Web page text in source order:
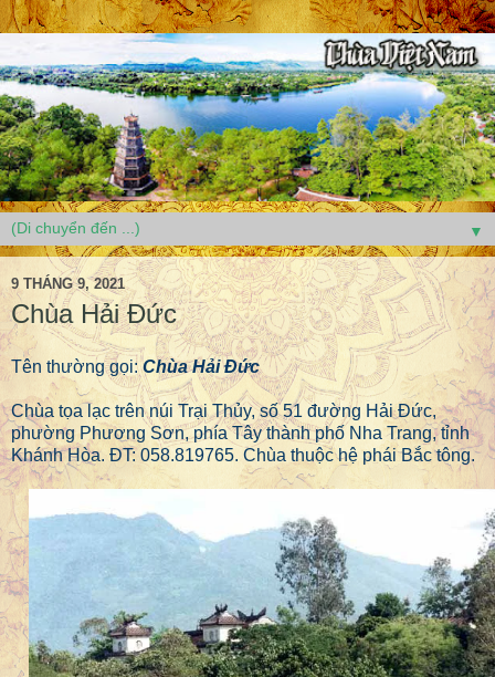
▼
9 THÁNG 9, 2021
Chùa Hải Đức
Tên thường gọi:Chùa Hải Đức
Chùa tọa lạc trên núi Trại Thủy, số 51 đường Hải Đức,
phường Phương Sơn, phía Tây thành phố Nha Trang, tỉnh
Khánh Hòa. ĐT: 058.819765. Chùa thuộc hệ phái Bắc tông.